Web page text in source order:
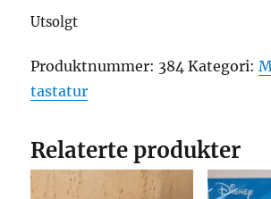
Utsolgt
Produktnummer: 384 Kategori:
tastatur
Relaterte produkter